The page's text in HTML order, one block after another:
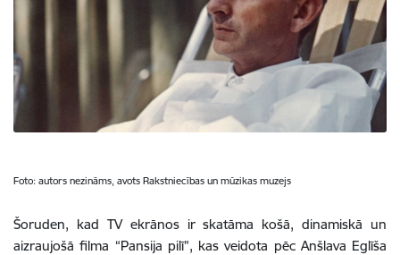
Foto: autors nezināms, avots Rakstniecības un mūzikas muzejs
Šoruden, kad TV ekrānos ir skatāma košā, dinamiskā un
aizraujošā filma “Pansija pilī”, kas veidota pēc Anšlava Eglīša